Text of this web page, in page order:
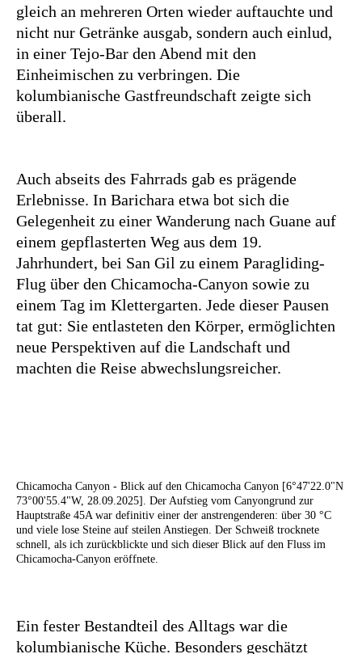
gleich an mehreren Orten wieder auftauchte und
nicht nur Getränke ausgab, sondern auch einlud,
in einer Tejo-Bar den Abend mit den
Einheimischen zu verbringen. Die
kolumbianische Gastfreundschaft zeigte sich
überall.
Auch abseits des Fahrrads gab es prägende
Erlebnisse. In Barichara etwa bot sich die
Gelegenheit zu einer Wanderung nach Guane auf
einem gepflasterten Weg aus dem 19.
Jahrhundert, bei San Gil zu einem Paragliding-
Flug über den Chicamocha-Canyon sowie zu
einem Tag im Klettergarten. Jede dieser Pausen
tat gut: Sie entlasteten den Körper, ermöglichten
neue Perspektiven auf die Landschaft und
machten die Reise abwechslungsreicher.
Chicamocha Canyon - Blick auf den Chicamocha Canyon [6°47'22.0"N
73°00'55.4"W, 28.09.2025]. Der Aufstieg vom Canyongrund zur
Hauptstraße 45A war definitiv einer der anstrengenderen: über 30 °C
und viele lose Steine auf steilen Anstiegen. Der Schweiß trocknete
schnell, als ich zurückblickte und sich dieser Blick auf den Fluss im
Chicamocha-Canyon eröffnete.
Ein fester Bestandteil des Alltags war die
kolumbianische Küche. Besonders geschätzt